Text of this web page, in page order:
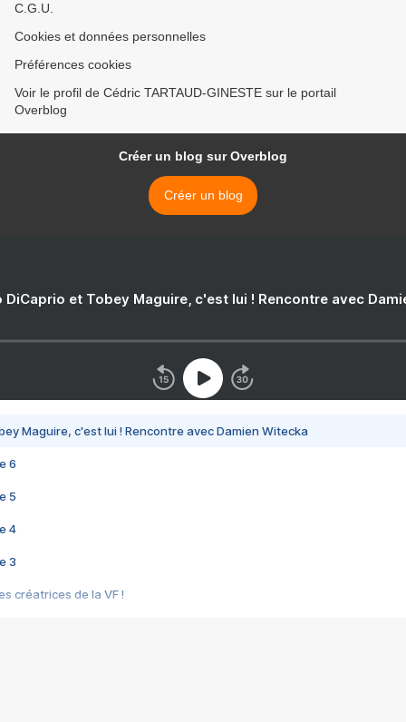
C.G.U.
Cookies et données personnelles
Préférences cookies
Voir le profil de Cédric TARTAUD-GINESTE sur le portail
Overblog
Créer un blog sur Overblog
Créer un blog
DiCaprio et Tobey Maguire, c'est lui ! Rencontre avec
Maguire, c'est lui ! Rencontre avec Damien Witecka
6
5
4
3
créatrices de la VF !